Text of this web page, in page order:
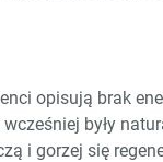
opisują brak
były
i gorzej się